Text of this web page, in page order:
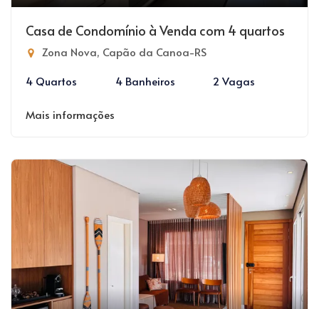
Casa de Condomínio à Venda com 4 quartos
Zona Nova, Capão da Canoa-RS
4 Quartos
4 Banheiros 2 Vagas
Mais informações